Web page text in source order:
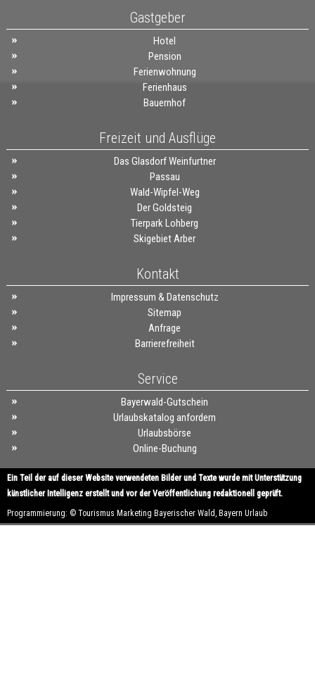
Gastgeber
Hotel
Pension
Ferienwohnung
Ferienhaus
Bauernhof
Freizeit und Ausflüge
Das Glasdorf Weinfurtner
Passau
Wald-Wipfel-Weg
Der Goldsteig
Tierpark Lohberg
Skigebiet Arber
Kontakt
Impressum & Datenschutz
Sitemap
Anfrage
Barrierefreiheit
Service
Bayerwald-Gutschein
Urlaubskatalog anfordern
Urlaubsbörse
Online-Buchung
Ein Teil der auf dieser Website verwendeten Bilder und Texte wurde mit Unterstützung
künstlicher Intelligenz erstellt und vor der Veröffentlichung redaktionell geprüft.
Programmierung: © Tourismus Marketing Bayerischer Wald, Bayern Urlaub